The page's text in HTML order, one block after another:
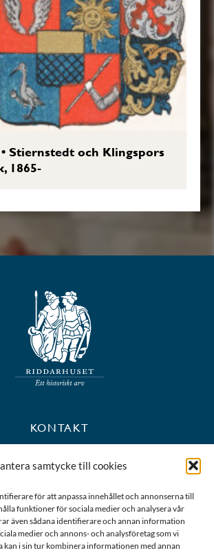
samtycke till cookies
för att anpassa innehållet och annonserna till
funktioner för sociala medier och analysera vår
även sådana identifierare och annan information
medier och annons- och analysföretag som vi
kan i sin tur kombinera informationen med annan
•Stiernstedt och Klingspors
1865-
KONTAKT
OCH POSTADRESS
Riddarhustorget 10